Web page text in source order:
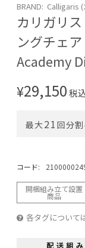
BRAND: Calligaris
カリガリ
ングチェ
Academy
¥29,150税
最大21 回分
コード:
開梱組み立て設置
商品
各タグについて